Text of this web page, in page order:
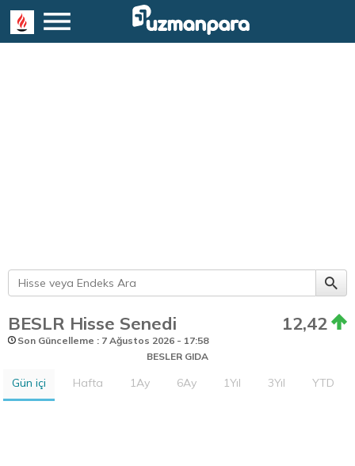
BESLR Hisse Senedi 12,42
Son Güncelleme : 7 Ağustos 2026 - 17:58
BESLER GIDA
Gün içi Hafta 1Ay 6Ay 1Yıl 3Yıl YTD